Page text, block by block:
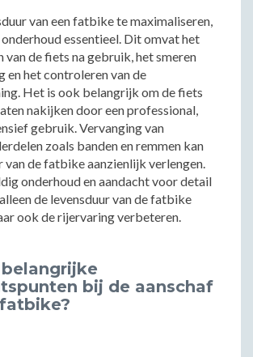
van een fatbike te maximaliseren,
essentieel. Dit omvat het
van de fiets na gebruik, het smeren
en het controleren van de
Het is ook belangrijk om de fiets
nakijken door een professional,
gebruik. Vervanging van
zoals banden en remmen kan
van de fatbike aanzienlijk verlengen.
onderhoud en aandacht voor detail
de levensduur van de fatbike
ook de rijervaring verbeteren.
bij de aanschaf